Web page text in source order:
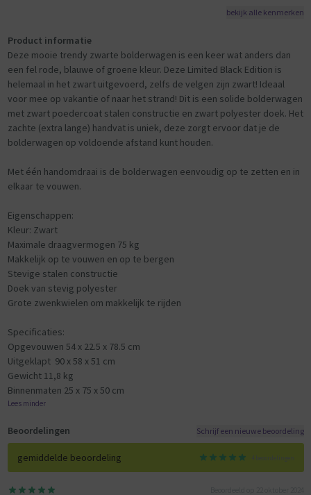
bekijk alle kenmerken
Product informatie
Deze mooie trendy zwarte bolderwagen is een keer wat anders dan
een fel rode, blauwe of groene kleur. Deze Limited Black Edition is
helemaal in het zwart uitgevoerd, zelfs de velgen zijn zwart! Ideaal
voor mee op vakantie of naar het strand! Dit is een solide bolderwagen
met zwart poedercoat stalen constructie en zwart polyester doek. Het
zachte (extra lange) handvat is uniek, deze zorgt ervoor dat je de
bolderwagen op voldoende afstand kunt houden.
Met één handomdraai is de bolderwagen eenvoudig op te zetten en in
elkaar te vouwen.
Eigenschappen:
Kleur: Zwart
Maximale draagvermogen 75 kg
Makkelijk op te vouwen en op te bergen
Stevige stalen constructie
Doek van stevig polyester
Grote zwenkwielen om makkelijk te rijden
Specificaties:
Opgevouwen 54 x 22.5 x 78.5 cm
Uitgeklapt 90 x 58 x 51 cm
Gewicht 11,8 kg
Binnenmaten 25 x 75 x 50 cm
Lees minder
Beoordelingen Schrijf een nieuwe beoordeling
gemiddelde beoordeling 4 beoordelingen